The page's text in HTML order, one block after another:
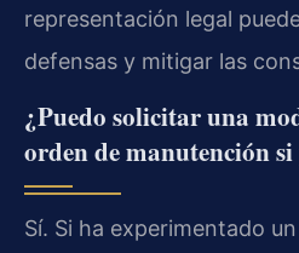
representación legal
defensas y mitigar las
¿Puedo solicitar una
orden de manutención
Sí. Si ha experimentado